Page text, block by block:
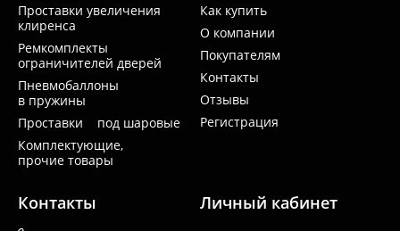
Проставки увеличения
клиренса
Ремкомплекты
ограничителей дверей
Пневмобаллоны
в пружины
Проставки под шаровые
Комплектующие,
прочие товары
Как купить
О компании
Покупателям
Контакты
Отзывы
Регистрация
Контакты Личный кабинет